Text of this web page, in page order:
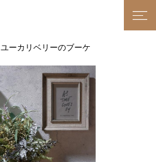
ユーカリベリーのブーケ